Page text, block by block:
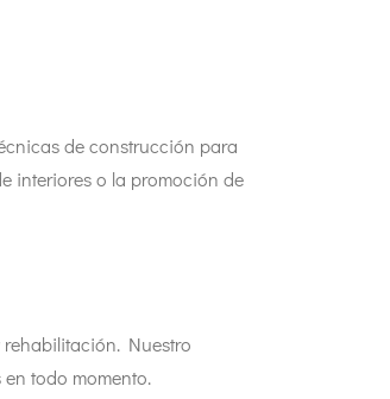
de construcción para
interiores o la promoción de
rehabilitación. Nuestro
todo momento.